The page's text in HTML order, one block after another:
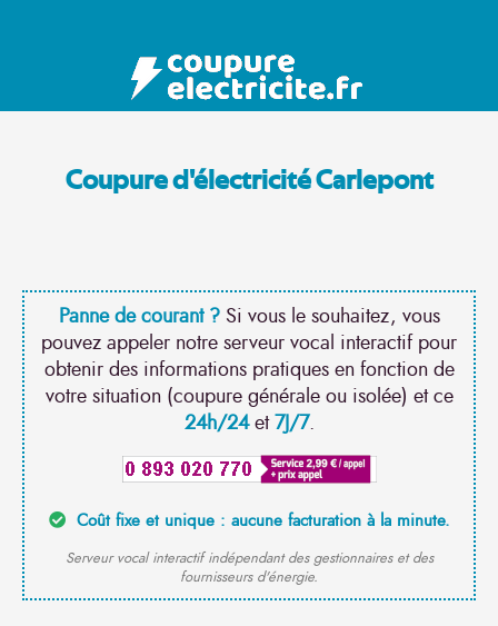
Coupure d'électricité Carlepont
Panne de courant ?Si vous le souhaitez, vous
pouvez appeler notre serveur vocal interactif pour
obtenir des informations pratiques en fonction de
votre situation (coupure générale ou isolée) et ce
24h/24et7J/7.
Coût fixe et unique : aucune facturation à la minute.
Serveur vocal interactif indépendant des gestionnaires et des
fournisseurs d'énergie.